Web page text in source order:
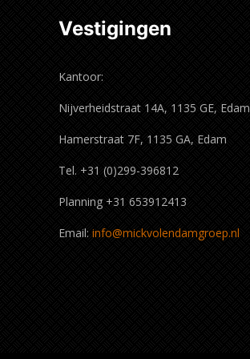
Vestigingen
Kantoor:
Nijverheidstraat 14A, 1135 GE, Edam
Hamerstraat 7F, 1135 GA, Edam
Tel. +31 (0)299-396812
Planning +31 653912413
Email: info@mickvolendamgroep.nl